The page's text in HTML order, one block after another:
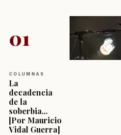
01
COLUMNAS
La
decadencia
de la
soberbia...
[Por Mauricio
Vidal Guerra]